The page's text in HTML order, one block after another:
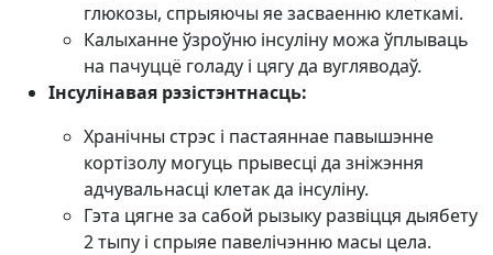
глюкозы, спрыяючы яе засваенню клеткамі.
Калыханне ўзроўню інсуліну можа ўплываць
на пачуццё голаду і цягу да вугляводаў.
Інсулінавая рэзістэнтнасць:
Хранічны стрэс і пастаяннае павышэнне
кортізолу могуць прывесці да зніжэння
адчувальнасці клетак да інсуліну.
Гэта цягне за сабой рызыку развіцця дыябету
2 тыпу і спрыяе павелічэнню масы цела.